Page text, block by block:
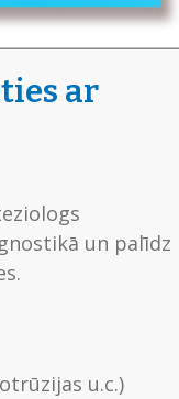
ar
un palīdz
u.c.)